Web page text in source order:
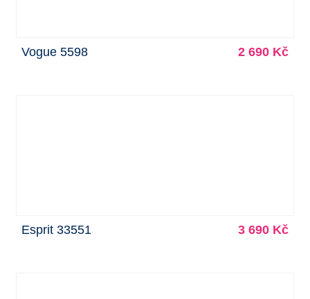
Vogue 5598 2 690 Kč
Esprit 33551 3 690 Kč